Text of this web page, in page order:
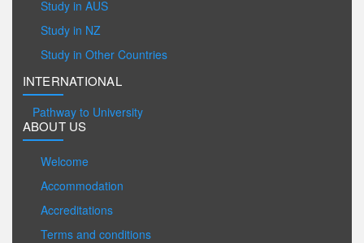
Study in AUS
Study in NZ
Study in Other Countries
INTERNATIONAL
Pathway to University
ABOUT US
Welcome
Accommodation
Accreditations
Terms and conditions